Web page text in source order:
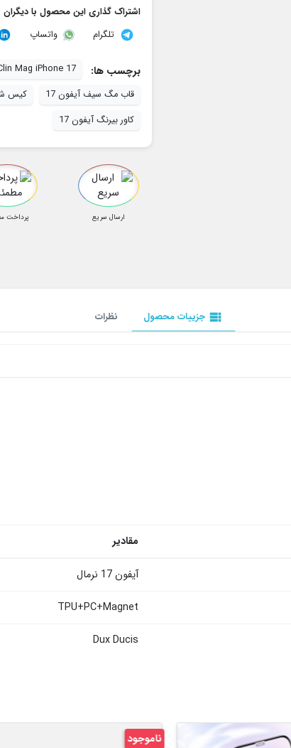
اشتراک گذاری این محصول با دیگران
تلگرام
واتساپ
برچسب ها: Mag iPhone 17
قاب مگ سیف آیفون 17
کیس شفاف
کاور بیرنگ آیفون 17
ارسال سریع
پرداخت
view_list جزییات محصول نظرات
مقادیر
آیفون 17 نرمال
TPU+PC+Magnet
Dux Ducis
ناموجود